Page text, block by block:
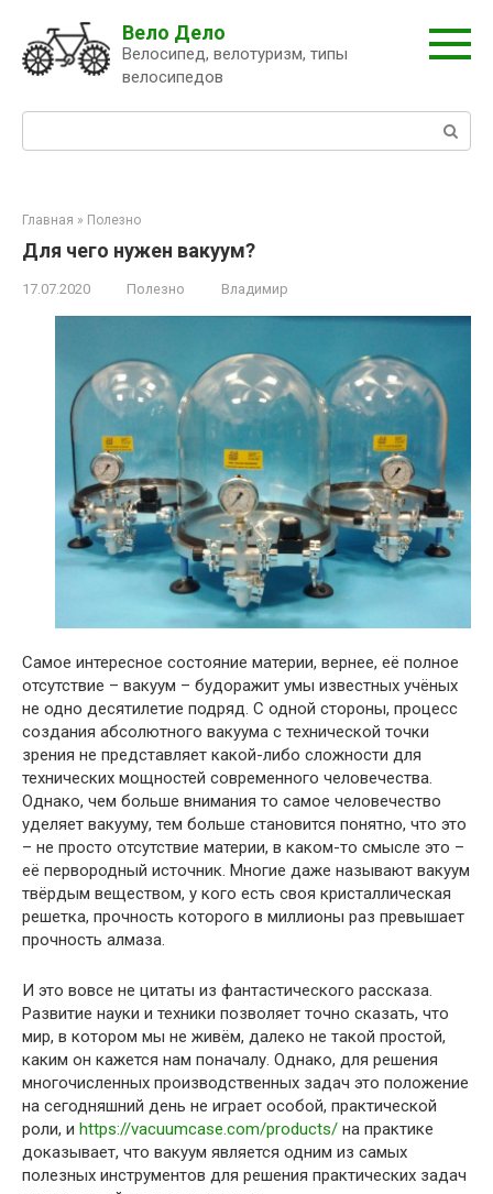
контенту
Вело Дело
Велосипед, велотуризм, типы
велосипедов
Главная » Полезно
Для чего нужен вакуум?
17.07.2020 Полезно Владимир
Самое интересное состояние материи, вернее, её полное
отсутствие – вакуум – будоражит умы известных учёных
не одно десятилетие подряд. С одной стороны, процесс
создания абсолютного вакуума с технической точки
зрения не представляет какой-либо сложности для
технических мощностей современного человечества.
Однако, чем больше внимания то самое человечество
уделяет вакууму, тем больше становится понятно, что это
– не просто отсутствие материи, в каком-то смысле это –
её первородный источник. Многие даже называют вакуум
твёрдым веществом, у кого есть своя кристаллическая
решетка, прочность которого в миллионы раз превышает
прочность алмаза.
И это вовсе не цитаты из фантастического рассказа.
Развитие науки и техники позволяет точно сказать, что
мир, в котором мы не живём, далеко не такой простой,
каким он кажется нам поначалу. Однако, для решения
многочисленных производственных задач это положение
на сегодняшний день не играет особой, практической
роли, и https://vacuumcase.com/products/ на практике
доказывает, что вакуум является одним из самых
полезных инструментов для решения практических задач